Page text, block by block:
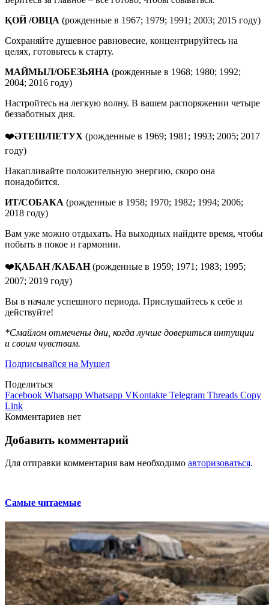
ҚОЙ /ОВЦА (рожденные в 1967; 1979; 1991; 2003; 2015 году)
Сохраняйте душевное равновесие, концентрируйтесь на
целях, готовьтесь к старту.
МАЙМЫЛ/ОБЕЗЬЯНА (рожденные в 1968; 1980; 1992;
2004; 2016 году)
Настройтесь на легкую волну. В вашем распоряжении четыре
беззаботных дня.
❤️ӘТЕШ/ПЕТУХ (рожденные в 1969; 1981; 1993; 2005; 2017
году)
Накапливайте положительную энергию, скоро она
понадобится.
ИТ/СОБАКА (рожденные в 1958; 1970; 1982; 1994; 2006;
2018 году)
Вам уже можно отдыхать. На выходных найдите время, чтобы
побыть в покое и гармонии.
❤️ҚАБАН /КАБАН(рожденные в 1959; 1971; 1983; 1995;
2007; 2019 году)
Вы в начале успешного периода. Прислушайтесь к себе и
действуйте!
*Смайлом отмечены дни, когда лучше довериться интуиции
и своим чувствам.
Подписывайся на Мушел
Поделиться
Facebook Whatsapp Whatsapp VKontakte Telegram Threads Copy
Link
Комментариев нет
Добавить комментарий
Для отправки комментария вам необходимо авторизоваться.
Самые читаемые